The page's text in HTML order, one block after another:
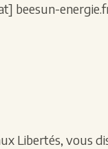
beesun-
Libertés, vous